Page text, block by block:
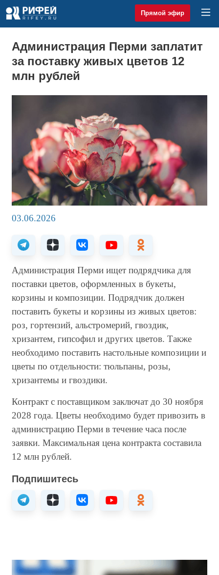
Прямой эфир
Администрация Перми заплатит
за поставку живых цветов 12
млн рублей
03.06.2026
Администрация Перми ищет подрядчика для
поставки цветов, оформленных в букеты,
корзины и композиции. Подрядчик должен
поставить букеты и корзины из живых цветов:
роз, гортензий, альстромерий, гвоздик,
хризантем, гипсофил и других цветов. Также
необходимо поставить настольные композиции и
цветы по отдельности: тюльпаны, розы,
хризантемы и гвоздики.
Контракт с поставщиком заключат до 30 ноября
2028 года. Цветы необходимо будет привозить в
администрацию Перми в течение часа после
заявки. Максимальная цена контракта составила
12 млн рублей.
Подпишитесь